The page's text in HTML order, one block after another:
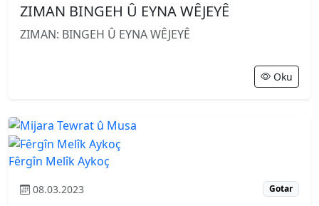
ZIMAN BINGEH Û EYNA WÊJEYÊ
ZIMAN: BINGEH Û EYNA WÊJEYÊ
Oku
Fêrgîn Melîk Aykoç
08.03.2023 Gotar